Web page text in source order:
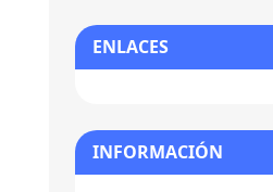
ENLACES
INFORMACIÓN